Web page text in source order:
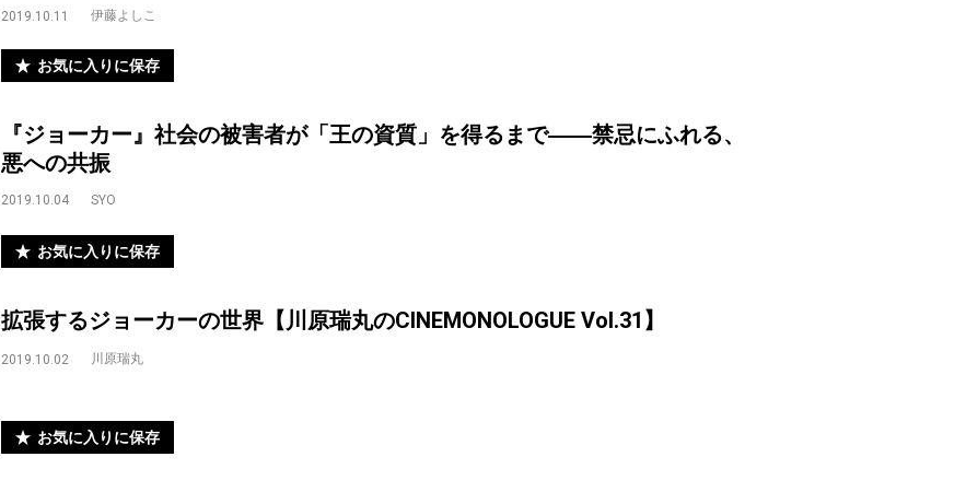
2019.10.11 伊藤よしこ
お気に入りに保存
『ジョーカー』社会の被害者が「王の資質」を得るまで――禁忌にふれる、
悪への共振
2019.10.04 SYO
お気に入りに保存
拡張するジョーカーの世界【川原瑞丸のCINEMONOLOGUE Vol.31】
2019.10.02 川原瑞丸
お気に入りに保存